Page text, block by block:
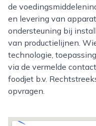
de
en levering van
ondersteuning bij
van productielijnen.
technologie,
via de vermelde
foodjet b.v.
opvragen.